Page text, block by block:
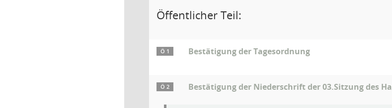
Öffentlicher Teil:
Ö 1 Bestätigung der Tagesordnung
Ö 2 Bestätigung der Niederschrift der 03.Sitzung des